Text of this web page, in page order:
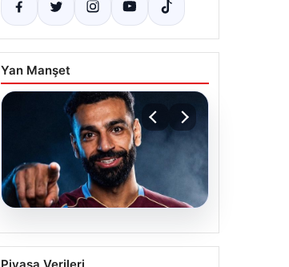
Yan Manşet
05.08.2026
Mohamed Salah